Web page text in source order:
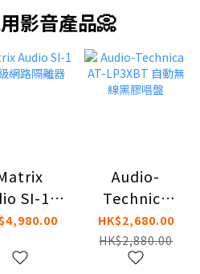
影音產品📀
SI-1音
網路隔
Audio-
Technica
AT-LP3XBT
自動無線黑
膠唱盤
HK$2,680.00
HK$2,880.00